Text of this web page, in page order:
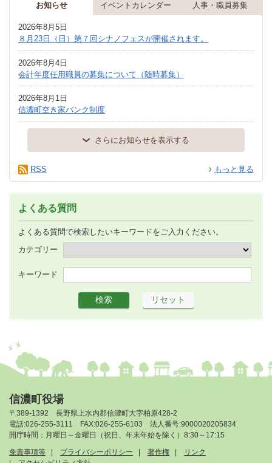
お知らせ イベントカレンダー 人事・職員募集
2026年8月5日
８月23日（日）第７回シナノフェスが開催されます。
2026年8月4日
会計年度任用職員の募集について（随時募集）
2026年8月1日
信濃町空き家バンク制度
さらにお知らせを表示する
もっと見る
RSS
よくある質問
よくある質問で検索したいキーワードをご入力ください。
カテゴリー
キーワード
信濃町役場
〒389-1392 長野県上水内郡信濃町大字柏原428-2
電話:026-255-3111 FAX:026-255-6103 法人番号:9000020205834
開庁時間：月曜日～金曜日（祝日、年末年始を除く）8:30～17:15
免責事項等
プライバシーポリシー 著作権
リンク